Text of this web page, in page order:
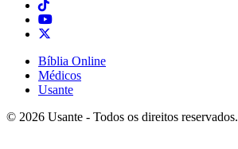
Bíblia Online
Médicos
Usante
© 2026 Usante - Todos os direitos reservados.